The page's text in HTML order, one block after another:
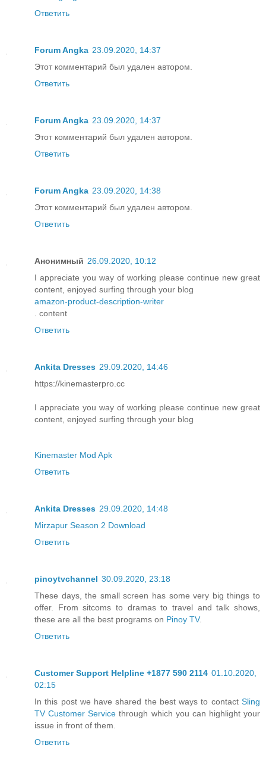
Ответить
Forum Angka 23.09.2020, 14:37
Этот комментарий был удален автором.
Ответить
Forum Angka 23.09.2020, 14:37
Этот комментарий был удален автором.
Ответить
Forum Angka 23.09.2020, 14:38
Этот комментарий был удален автором.
Ответить
Анонимный 26.09.2020, 10:12
I appreciate you way of working please continue new great
content, enjoyed surfing through your blog
amazon-product-description-writer
. content
Ответить
Ankita Dresses 29.09.2020, 14:46
https://kinemasterpro.cc
I appreciate you way of working please continue new great
content, enjoyed surfing through your blog
Kinemaster Mod Apk
Ответить
Ankita Dresses 29.09.2020, 14:48
Mirzapur Season 2 Download
Ответить
pinoytvchannel 30.09.2020, 23:18
These days, the small screen has some very big things to
offer. From sitcoms to dramas to travel and talk shows,
these are all the best programs on Pinoy TV.
Ответить
Customer Support Helpline +1877 590 2114 01.10.2020,
02:15
In this post we have shared the best ways to contact Sling
TV Customer Service through which you can highlight your
issue in front of them.
Ответить